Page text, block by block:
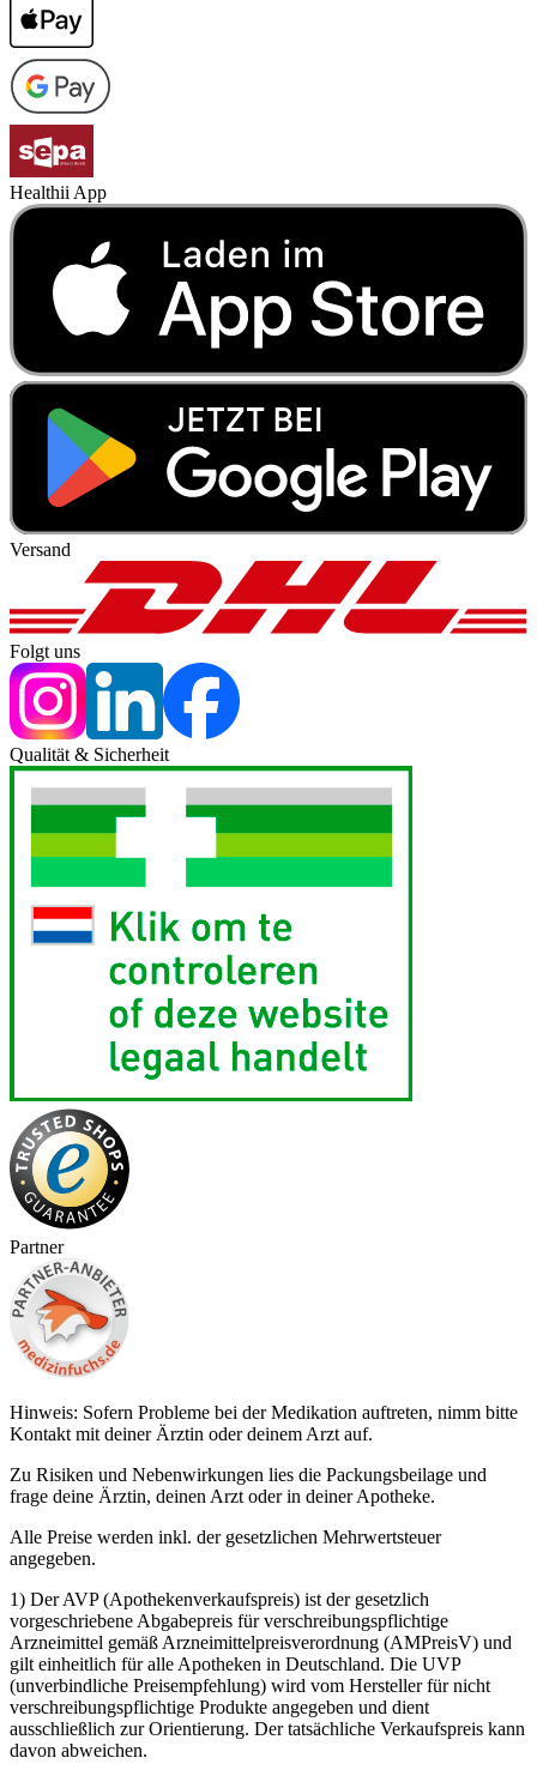
Healthii App
Versand
Folgt uns
Qualität & Sicherheit
Partner
Hinweis: Sofern Probleme bei der Medikation auftreten, nimm bitte
Kontakt mit deiner Ärztin oder deinem Arzt auf.
Zu Risiken und Nebenwirkungen lies die Packungsbeilage und
frage deine Ärztin, deinen Arzt oder in deiner Apotheke.
Alle Preise werden inkl. der gesetzlichen Mehrwertsteuer
angegeben.
1) Der AVP (Apothekenverkaufspreis) ist der gesetzlich
vorgeschriebene Abgabepreis für verschreibungspflichtige
Arzneimittel gemäß Arzneimittelpreisverordnung (AMPreisV) und
gilt einheitlich für alle Apotheken in Deutschland. Die UVP
(unverbindliche Preisempfehlung) wird vom Hersteller für nicht
verschreibungspflichtige Produkte angegeben und dient
ausschließlich zur Orientierung. Der tatsächliche Verkaufspreis kann
davon abweichen.